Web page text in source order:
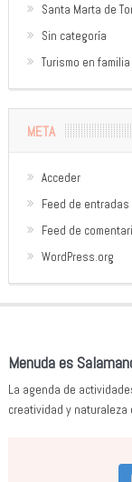
Santa Marta de
Sin categoría
Turismo en familia
META
Acceder
Feed de entradas
Feed de
WordPress.org
Menuda es
La agenda de
creatividad y